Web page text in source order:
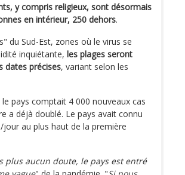
y compris religieux, sont désormais
en intérieur, 250 dehors.
du Sud-Est, zones où le virus se
inquiétante, les plages seront
dates précises, variant selon les
pays comptait 4 000 nouveaux cas
a déjà doublé. Le pays avait connu
jour au plus haut de la première
plus aucun doute, le pays est entré